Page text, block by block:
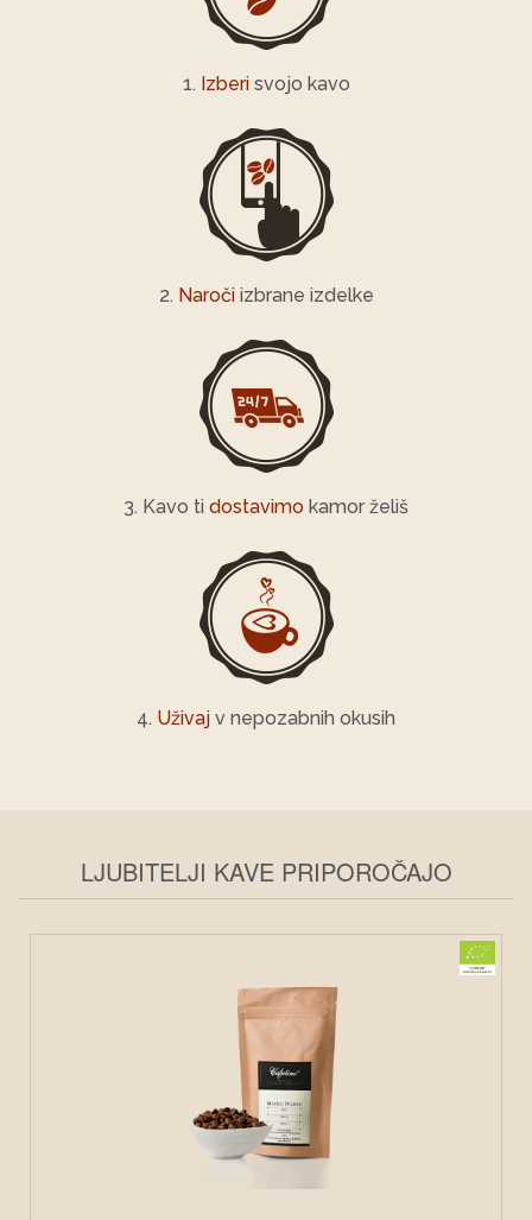
1. Izberisvojo kavo
2. Naročiizbrane izdelke
3. Kavo ti dostavimo kamor želiš
4. Uživaj v nepozabnih okusih
LJUBITELJI KAVE PRIPOROČAJO